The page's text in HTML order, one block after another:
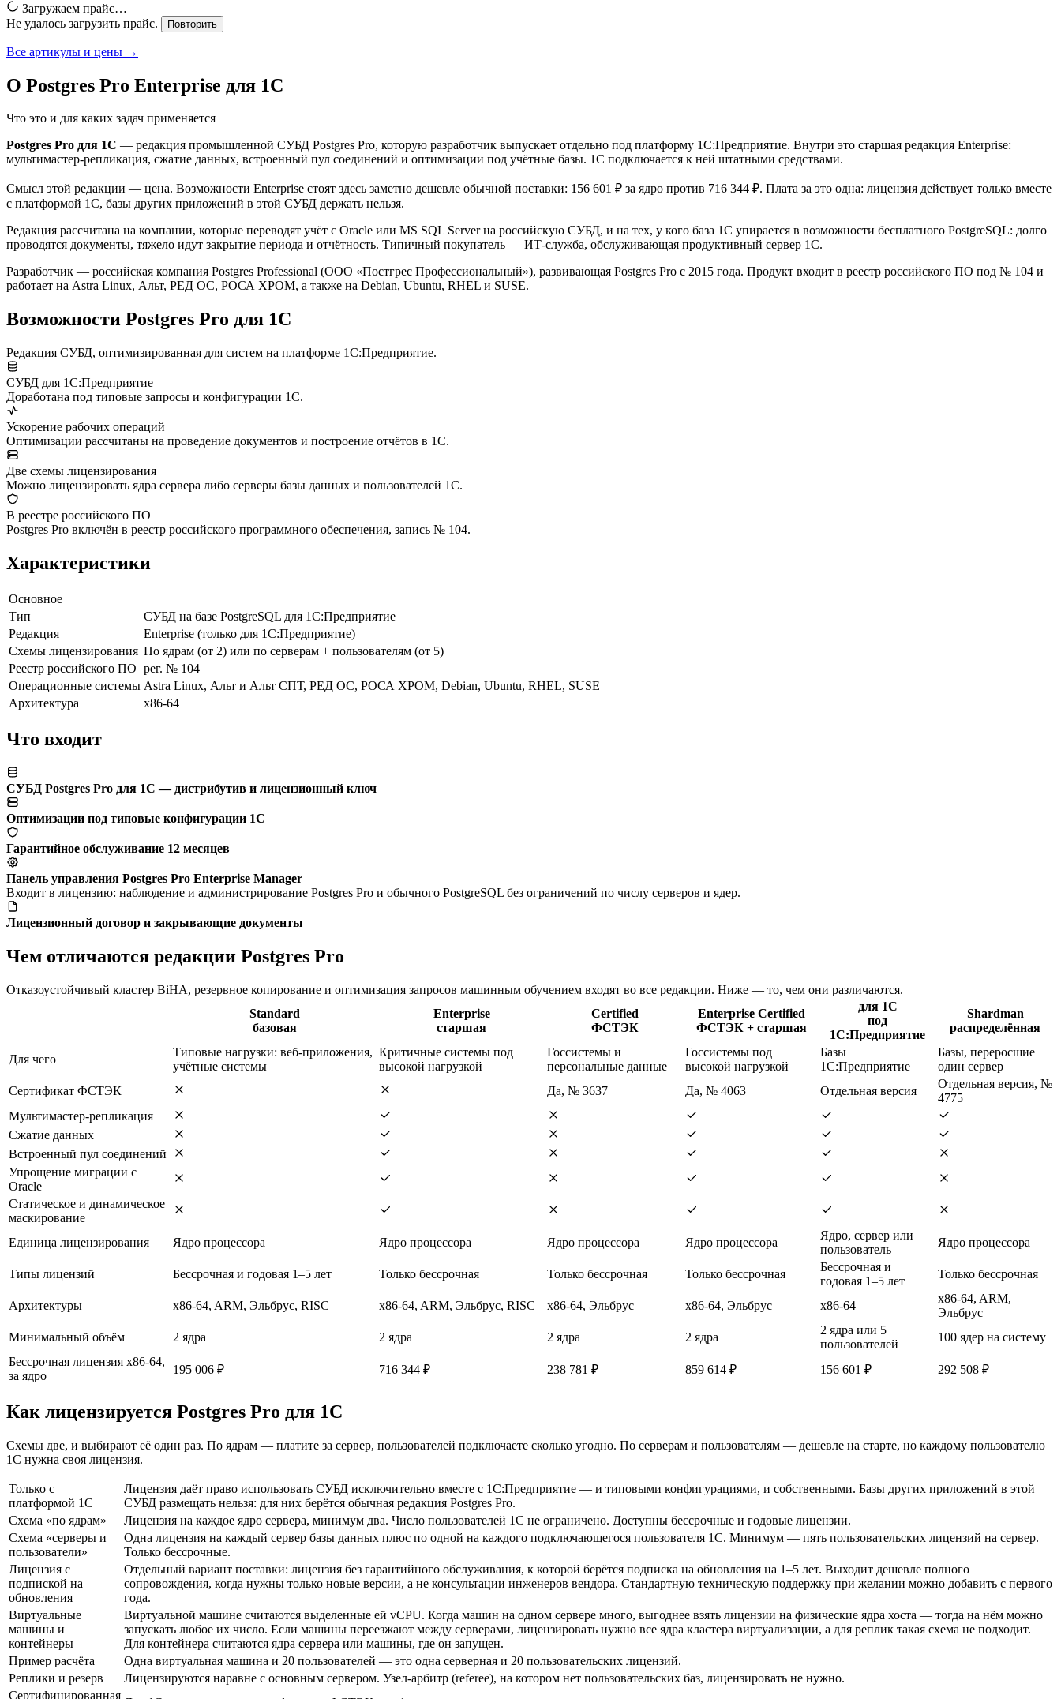
Загружаем прайс…
Не удалось загрузить прайс.
Повторить
Все артикулы и цены →
О Postgres Pro Enterprise для 1С
Что это и для каких задач применяется
Postgres Pro для 1С — редакция промышленной СУБД Postgres Pro, которую разработчик выпускает отдельно под платформу 1С:Предприятие. Внутри это старшая редакция Enterprise:
мультимастер-репликация, сжатие данных, встроенный пул соединений и оптимизации под учётные базы. 1С подключается к ней штатными средствами.
Смысл этой редакции — цена. Возможности Enterprise стоят здесь заметно дешевле обычной поставки: 156 601 ₽ за ядро против 716 344 ₽. Плата за это одна: лицензия действует только вместе
с платформой 1С, базы других приложений в этой СУБД держать нельзя.
Редакция рассчитана на компании, которые переводят учёт с Oracle или MS SQL Server на российскую СУБД, и на тех, у кого база 1С упирается в возможности бесплатного PostgreSQL: долго
проводятся документы, тяжело идут закрытие периода и отчётность. Типичный покупатель — ИТ-служба, обслуживающая продуктивный сервер 1С.
Разработчик — российская компания Postgres Professional (ООО «Постгрес Профессиональный»), развивающая Postgres Pro с 2015 года. Продукт входит в реестр российского ПО под № 104 и
работает на Astra Linux, Альт, РЕД ОС, РОСА ХРОМ, а также на Debian, Ubuntu, RHEL и SUSE.
Возможности Postgres Pro для 1С
Редакция СУБД, оптимизированная для систем на платформе 1С:Предприятие.
СУБД для 1С:Предприятие
Доработана под типовые запросы и конфигурации 1С.
Ускорение рабочих операций
Оптимизации рассчитаны на проведение документов и построение отчётов в 1С.
Две схемы лицензирования
Можно лицензировать ядра сервера либо серверы базы данных и пользователей 1С.
В реестре российского ПО
Postgres Pro включён в реестр российского программного обеспечения, запись № 104.
Характеристики
Основное
Тип
СУБД на базе PostgreSQL для 1С:Предприятие
Редакция
Enterprise (только для 1С:Предприятие)
Схемы лицензирования По ядрам (от 2) или по серверам + пользователям (от 5)
Реестр российского ПО рег. № 104
Операционные системы Astra Linux, Альт и Альт СПТ, РЕД ОС, РОСА ХРОМ, Debian, Ubuntu, RHEL, SUSE
Архитектура
x86-64
Что входит
СУБД Postgres Pro для 1С — дистрибутив и лицензионный ключ
Оптимизации под типовые конфигурации 1С
Гарантийное обслуживание 12 месяцев
Панель управления Postgres Pro Enterprise Manager
Входит в лицензию: наблюдение и администрирование Postgres Pro и обычного PostgreSQL без ограничений по числу серверов и ядер.
Лицензионный договор и закрывающие документы
Чем отличаются редакции Postgres Pro
Отказоустойчивый кластер BiHA, резервное копирование и оптимизация запросов машинным обучением входят во все редакции. Ниже — то, чем они различаются.
Standard
базовая
Enterprise
старшая
Certified
ФСТЭК
Enterprise Certified
ФСТЭК + старшая
для 1С
под
1С:Предприятие
Shardman
распределённая
Для чего
Типовые нагрузки: веб-приложения,
учётные системы
Критичные системы под
высокой нагрузкой
Госсистемы и
персональные данные
Госсистемы под
высокой нагрузкой
Базы
1С:Предприятие
Базы, переросшие
один сервер
Сертификат ФСТЭК
Да, № 3637 Да, № 4063 Отдельная версия
Отдельная версия, №
4775
Мультимастер-репликация
Сжатие данных
Встроенный пул соединений
Упрощение миграции с
Oracle
Статическое и динамическое
маскирование
Единица лицензирования
Ядро процессора Ядро процессора Ядро процессора Ядро процессора
Ядро, сервер или
пользователь
Ядро процессора
Типы лицензий Бессрочная и годовая 1–5 лет Только бессрочная Только бессрочная Только бессрочная
Бессрочная и
годовая 1–5 лет
Только бессрочная
Архитектуры x86-64, ARM, Эльбрус, RISC x86-64, ARM, Эльбрус, RISC x86-64, Эльбрус x86-64, Эльбрус x86-64
x86-64, ARM,
Эльбрус
Минимальный объём
2 ядра 2 ядра 2 ядра 2 ядра
2 ядра или 5
пользователей
100 ядер на систему
Бессрочная лицензия x86-64,
за ядро
195 006 ₽ 716 344 ₽ 238 781 ₽ 859 614 ₽ 156 601 ₽ 292 508 ₽
Как лицензируется Postgres Pro для 1С
Схемы две, и выбирают её один раз. По ядрам — платите за сервер, пользователей подключаете сколько угодно. По серверам и пользователям — дешевле на старте, но каждому пользователю
1С нужна своя лицензия.
Только с
платформой 1С
Лицензия даёт право использовать СУБД исключительно вместе с 1С:Предприятие — и типовыми конфигурациями, и собственными. Базы других приложений в этой
СУБД размещать нельзя: для них берётся обычная редакция Postgres Pro.
Схема «по ядрам»
Лицензия на каждое ядро сервера, минимум два. Число пользователей 1С не ограничено. Доступны бессрочные и годовые лицензии.
Схема «серверы и
пользователи»
Одна лицензия на каждый сервер базы данных плюс по одной на каждого подключающегося пользователя 1С. Минимум — пять пользовательских лицензий на сервер.
Только бессрочные.
Лицензия с
подпиской на
обновления
Отдельный вариант поставки: лицензия без гарантийного обслуживания, к которой берётся подписка на обновления на 1–5 лет. Выходит дешевле полного
сопровождения, когда нужны только новые версии, а не консультации инженеров вендора. Стандартную техническую поддержку при желании можно добавить с первого
года.
Виртуальные
машины и
контейнеры
Виртуальной машине считаются выделенные ей vCPU. Когда машин на одном сервере много, выгоднее взять лицензии на физические ядра хоста — тогда на нём можно
запускать любое их число. Если машины переезжают между серверами, лицензировать нужно все ядра кластера виртуализации, а для реплик такая схема не подходит.
Для контейнера считаются ядра сервера или машины, где он запущен.
Пример расчёта
Одна виртуальная машина и 20 пользователей — это одна серверная и 20 пользовательских лицензий.
Реплики и резерв
Лицензируются наравне с основным сервером. Узел-арбитр (referee), на котором нет пользовательских баз, лицензировать не нужно.
Сертифицированная